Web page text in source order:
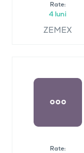
Rate:
4 luni
ZEMEX
Rate: